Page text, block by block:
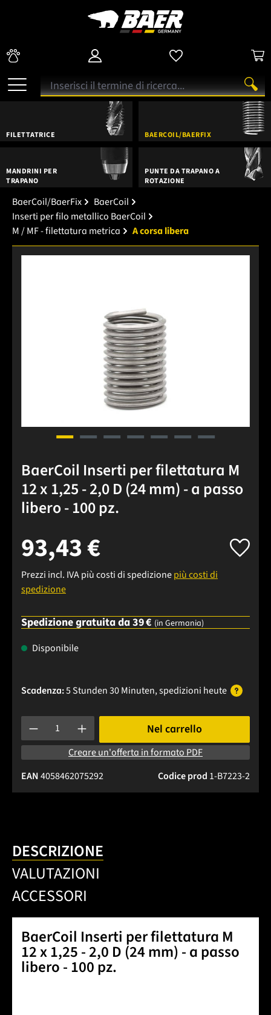
FILETTATRICE BAERCOIL/BAERFIX
MANDRINI PER
TRAPANO
PUNTE DA TRAPANO A
ROTAZIONE
BaerCoil/BaerFix
BaerCoil
Inserti per filo metallico BaerCoil
M / MF - filettatura metrica
A corsa libera
BaerCoil Inserti per filettatura M
12 x 1,25 - 2,0 D (24 mm) - a passo
libero - 100 pz.
93,43 €
Prezzi incl. IVA più costi di spedizionepiù costi di
spedizione
Spedizione gratuita da 39 € (in Germania)
Disponibile
Scadenza:5 Stunden 30 Minuten, spedizioni heute
Quantità del prodotto: inserisci la quantità desiderata o
Nel carrello
Creare un'offerta in formato PDF
Codice prod 1-B7223-2
EAN4058462075292
DESCRIZIONE
VALUTAZIONI
ACCESSORI
BaerCoil Inserti per filettatura M
12 x 1,25 - 2,0 D (24 mm) - a passo
libero - 100 pz.